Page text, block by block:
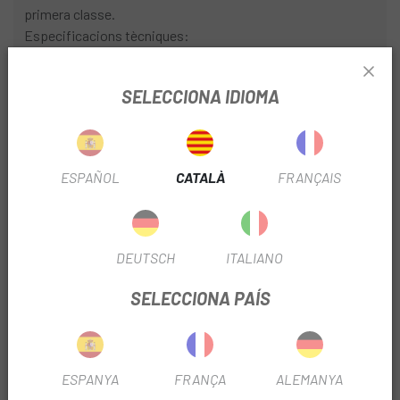
primera classe.
Especificacions tècniques:
Material: alumini
Instal·lació: a banda i banda (flip-flop)
Pes aproximat: 118g
1x maneta de fre SRAM completa codi R negre
1x oliva
SELECCIONA IDIOMA
ESPAÑOL CATALÀ FRANÇAIS
DEUTSCH ITALIANO
SELECCIONA PAÍS
ESPANYA FRANÇA ALEMANYA